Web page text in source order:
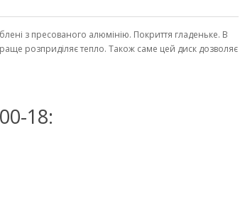
з пресованого алюмінію. Покриття гладеньке. В
розприділяє тепло. Також саме цей диск дозволяє
18: